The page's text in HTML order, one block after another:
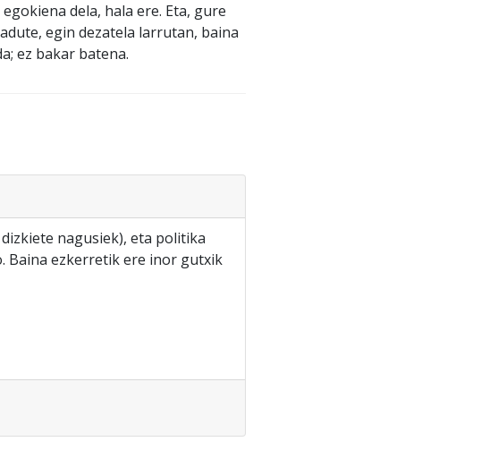
dela, hala ere. Eta, gure
egin dezatela larrutan, baina
ez bakar batena.
nagusiek), eta politika
Baina ezkerretik ere inor gutxik